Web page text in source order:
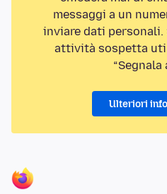
messaggi a un
inviare dati personali.
attività sospetta
“Segnala
Ulteriori